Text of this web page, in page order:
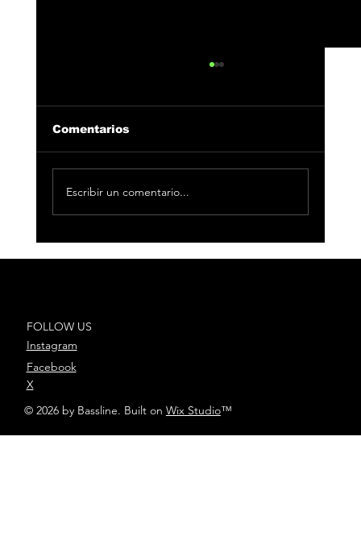
Comentarios
Escribir un comentario...
FOLLOW US
Instagram
Facebook
X
© 2026 by Bassline. Built on Wix Studio™